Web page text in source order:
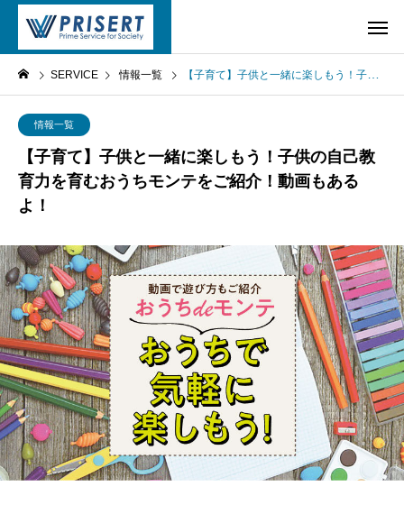
SERVICE 情報一覧 【子育て】子供と一緒に楽しもう！子供の自己教育力を育むおうちモンテをご紹介！動画もあるよ！
情報一覧
【子育て】子供と一緒に楽しもう！子供の自己教
育力を育むおうちモンテをご紹介！動画もある
よ！